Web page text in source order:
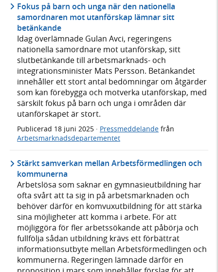
Fokus på barn och unga när den nationella
samordnaren mot utanförskap lämnar sitt
betänkande
Idag överlämnade Gulan Avci, regeringens
nationella samordnare mot utanförskap, sitt
slutbetänkande till arbetsmarknads- och
integrationsminister Mats Persson. Betänkandet
innehåller ett stort antal bedömningar om åtgärder
som kan förebygga och motverka utanförskap, med
särskilt fokus på barn och unga i områden där
utanförskapet är stort.
Publicerad 18 juni 2025 · Pressmeddelande från
Arbetsmarknadsdepartementet
Stärkt samverkan mellan Arbetsförmedlingen och
kommunerna
Arbetslösa som saknar en gymnasieutbildning har
ofta svårt att ta sig in på arbetsmarknaden och
behöver därför en komvuxutbildning för att stärka
sina möjligheter att komma i arbete. För att
möjliggöra för fler arbetssökande att påbörja och
fullfölja sådan utbildning krävs ett förbättrat
informationsutbyte mellan Arbetsförmedlingen och
kommunerna. Regeringen lämnade därför en